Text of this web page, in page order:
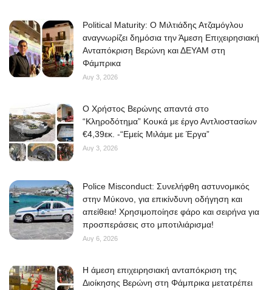
Political Maturity: Ο Μιλτιάδης Ατζαμόγλου
αναγνωρίζει δημόσια την Άμεση Επιχειρησιακή
Ανταπόκριση Βερώνη και ΔΕΥΑΜ στη
Φάμπρικα
Αυγ 3, 2026
O Χρήστος Βερώνης απαντά στο
“Κληροδότημα” Κουκά με έργο Αντλιοστασίων
€4,39εκ. -“Εμείς Μιλάμε με Έργα”
Αυγ 3, 2026
Police Misconduct: Συνελήφθη αστυνομικός
στην Μύκονο, για επικίνδυνη οδήγηση και
απείθεια! Χρησιμοποίησε φάρο και σειρήνα για
προσπεράσεις στο μποτιλιάρισμα!
Αυγ 6, 2026
Η άμεση επιχειρησιακή ανταπόκριση της
Διοίκησης Βερώνη στη Φάμπρικα μετατρέπει